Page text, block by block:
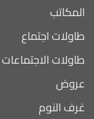
المكاتب
طاولات اجتماع
طاولات الاجتماعات
عروض
غرف النوم